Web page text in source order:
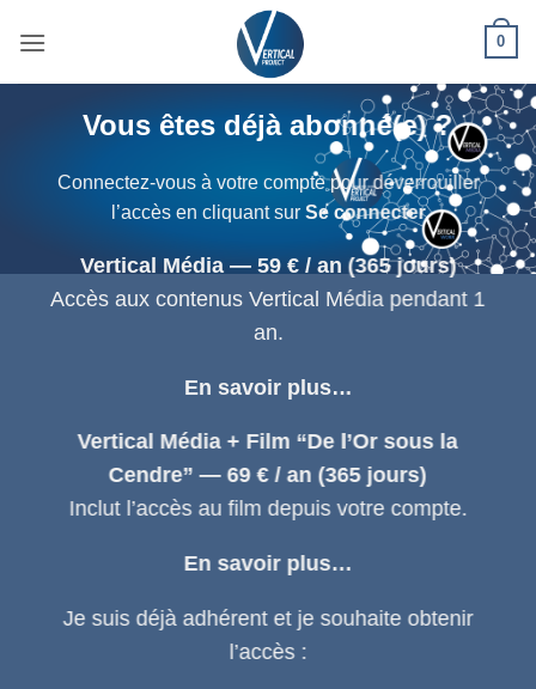
0
Vous êtes déjà abonné(e) ?
Connectez-vous à votre compte pour déverrouiller
l’accès en cliquant sur Se connecter
Vertical Média — 59 € / an (365 jours)
Accès aux contenus Vertical Média pendant 1
an.
En savoir plus…
Vertical Média + Film “De l’Or sous la
Cendre” — 69 € / an (365 jours)
Inclut l’accès au film depuis votre compte.
En savoir plus…
Je suis déjà adhérent et je souhaite obtenir
l’accès :